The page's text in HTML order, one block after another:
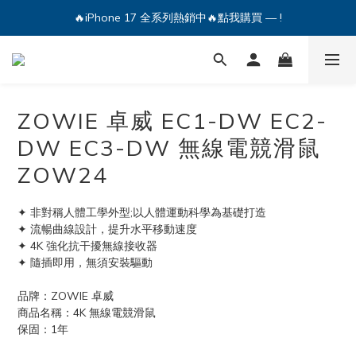
🔥iPhone 17 全系列熱銷中🔥點我購買 — !
ZOWIE 卓威 EC1-DW EC2-
DW EC3-DW 無線電競滑鼠
ZOW24
✦ 非對稱人體工學外型;以人體運動科學為基礎打造
✦ 流暢曲線設計，提升水平移動速度
✦ 4K 強化抗干擾無線接收器
✦ 隨插即用，無須安裝驅動
品牌：ZOWIE 卓威
商品名稱：4K 無線電競滑鼠
保固：1年